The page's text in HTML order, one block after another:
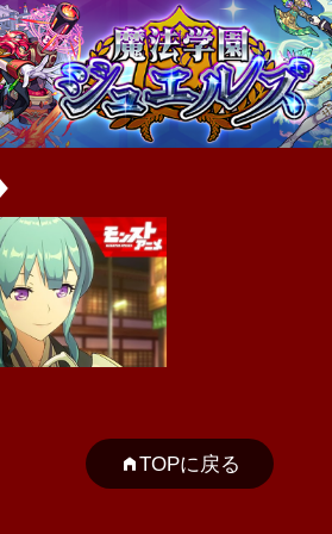
TOPに戻る